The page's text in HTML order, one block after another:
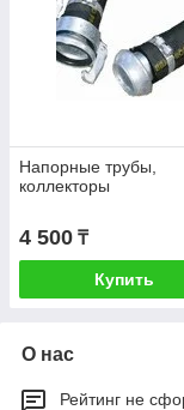
Напорные трубы,
коллекторы
4 500 ₸
Купить
О нас
Рейтинг не